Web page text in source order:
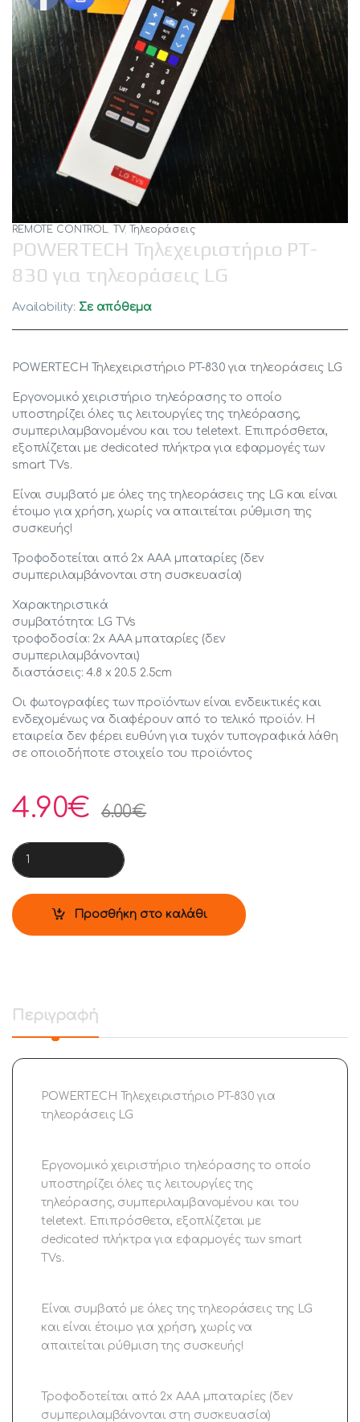
REMOTE CONTROL TV,Τηλεοράσεις
POWERTECH Τηλεχειριστήριο PT-
830 για τηλεοράσεις LG
Availability: Σε απόθεμα
POWERTECH Τηλεχειριστήριο PT-830 για τηλεοράσεις LG
Εργονομικό χειριστήριο τηλεόρασης το οποίο
υποστηρίζει όλες τις λειτουργίες της τηλεόρασης,
συμπεριλαμβανομένου και του teletext. Επιπρόσθετα,
εξοπλίζεται με dedicated πλήκτρα για εφαρμογές των
smart TVs.
Είναι συμβατό με όλες της τηλεοράσεις της LG και είναι
έτοιμο για χρήση, χωρίς να απαιτείται ρύθμιση της
συσκευής!
Τροφοδοτείται από 2x ΑΑΑ μπαταρίες (δεν
συμπεριλαμβάνονται στη συσκευασία)
Χαρακτηριστικά
συμβατότητα: LG TVs
τροφοδοσία: 2x ΑΑΑ μπαταρίες (δεν
συμπεριλαμβάνονται)
διαστάσεις: 4.8 x 20.5 2.5cm
Οι φωτογραφίες των προϊόντων είναι ενδεικτικές και
ενδεχομένως να διαφέρουν από το τελικό προϊόν. Η
εταιρεία δεν φέρει ευθύνη για τυχόν τυπογραφικά λάθη
σε οποιοδήποτε στοιχείο του προϊόντος
4.90€ 6.00€
POWERTECH Τηλεχειριστήριο PT-830 για τηλεοράσεις LG
Προσθήκη στο καλάθι
Περιγραφή
POWERTECH Τηλεχειριστήριο PT-830 για
τηλεοράσεις LG
Εργονομικό χειριστήριο τηλεόρασης το οποίο
υποστηρίζει όλες τις λειτουργίες της
τηλεόρασης, συμπεριλαμβανομένου και του
teletext. Επιπρόσθετα, εξοπλίζεται με
dedicated πλήκτρα για εφαρμογές των smart
TVs.
Είναι συμβατό με όλες της τηλεοράσεις της LG
και είναι έτοιμο για χρήση, χωρίς να
απαιτείται ρύθμιση της συσκευής!
Τροφοδοτείται από 2x ΑΑΑ μπαταρίες (δεν
συμπεριλαμβάνονται στη συσκευασία)